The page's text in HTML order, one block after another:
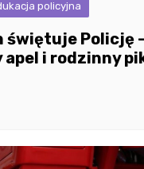
policyjna
świętuje Policję
i rodzinny